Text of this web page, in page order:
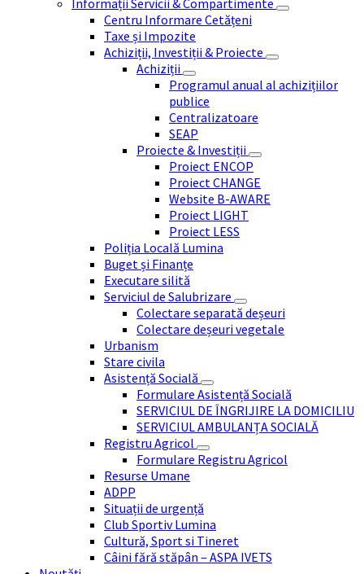
Informații Servicii & Compartimente
Centru Informare Cetățeni
Taxe și Impozite
Achiziții, Investiții & Proiecte
Achiziții
Programul anual al achizițiilor
publice
Centralizatoare
SEAP
Proiecte & Investiții
Proiect ENCOP
Proiect CHANGE
Website B-AWARE
Proiect LIGHT
Proiect LESS
Poliția Locală Lumina
Buget și Finanțe
Executare silită
Serviciul de Salubrizare
Colectare separată deșeuri
Colectare deșeuri vegetale
Urbanism
Stare civila
Asistență Socială
Formulare Asistență Socială
SERVICIUL DE ÎNGRIJIRE LA DOMICILIU
SERVICIUL AMBULANȚA SOCIALĂ
Registru Agricol
Formulare Registru Agricol
Resurse Umane
ADPP
Situații de urgență
Club Sportiv Lumina
Cultură, Sport si Tineret
Câini fără stăpân – ASPA IVETS